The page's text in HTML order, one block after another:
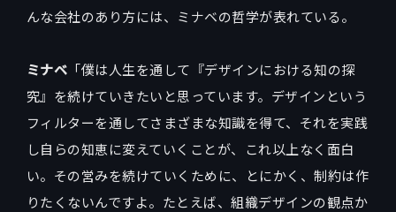
んな会社のあり方には、ミナベの哲学が表れている。
ミナベ 「僕は人生を通して『デザインにおける知の探
究』を続けていきたいと思っています。デザインという
フィルターを通してさまざまな知識を得て、それを実践
し自らの知恵に変えていくことが、これ以上なく面白
い。その営みを続けていくために、とにかく、制約は作
りたくないんですよ。たとえば、組織デザインの観点か